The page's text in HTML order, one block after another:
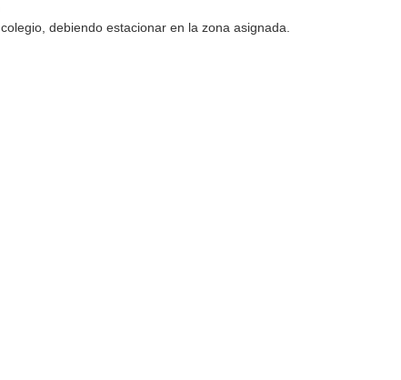
debiendo estacionar en la zona asignada.